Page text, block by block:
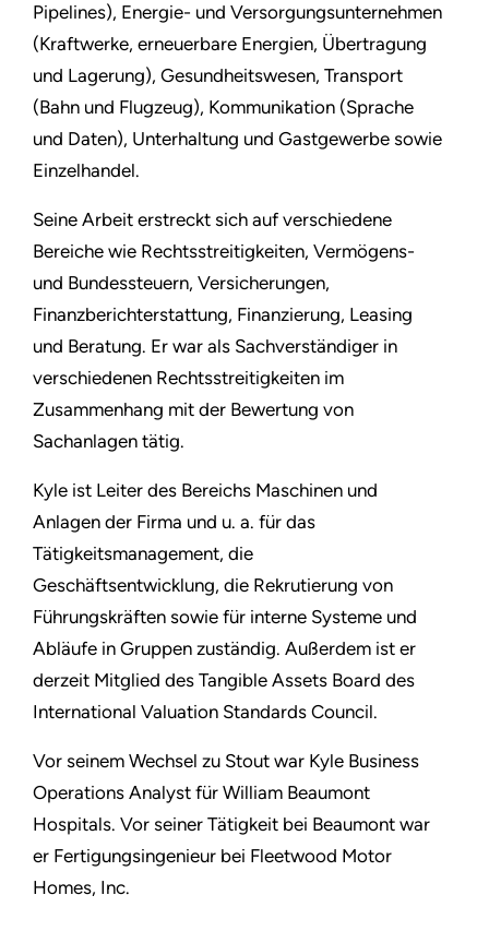
Pipelines), Energie- und Versorgungsunternehmen
(Kraftwerke, erneuerbare Energien, Übertragung
und Lagerung), Gesundheitswesen, Transport
(Bahn und Flugzeug), Kommunikation (Sprache
und Daten), Unterhaltung und Gastgewerbe sowie
Einzelhandel.
Seine Arbeit erstreckt sich auf verschiedene
Bereiche wie Rechtsstreitigkeiten, Vermögens-
und Bundessteuern, Versicherungen,
Finanzberichterstattung, Finanzierung, Leasing
und Beratung. Er war als Sachverständiger in
verschiedenen Rechtsstreitigkeiten im
Zusammenhang mit der Bewertung von
Sachanlagen tätig.
Kyle ist Leiter des Bereichs Maschinen und
Anlagen der Firma und u. a. für das
Tätigkeitsmanagement, die
Geschäftsentwicklung, die Rekrutierung von
Führungskräften sowie für interne Systeme und
Abläufe in Gruppen zuständig. Außerdem ist er
derzeit Mitglied des Tangible Assets Board des
International Valuation Standards Council.
Vor seinem Wechsel zu Stout war Kyle Business
Operations Analyst für William Beaumont
Hospitals. Vor seiner Tätigkeit bei Beaumont war
er Fertigungsingenieur bei Fleetwood Motor
Homes, Inc.